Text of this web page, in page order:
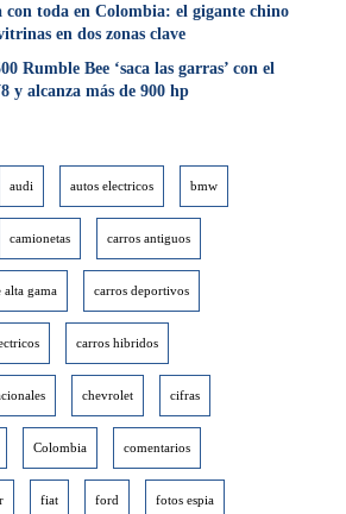
con toda en Colombia: el gigante chino
en dos zonas clave
Rumble Bee ‘saca las garras’ con el
y alcanza más de 900 hp
audi autos electricos bmw
camionetas carros antiguos
alta gama carros deportivos
carros hibridos
chevrolet cifras
Colombia comentarios
fiat ford fotos espia